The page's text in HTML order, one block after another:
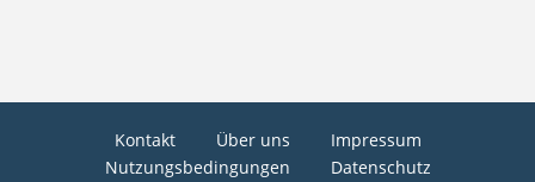
Kontakt Über uns
Impressum
Nutzungsbedingungen
Datenschutz